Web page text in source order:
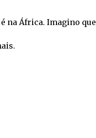
na África. Imagino que